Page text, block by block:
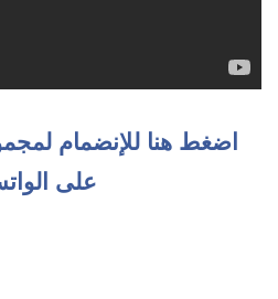
اضغط هنا للإنضمام
على